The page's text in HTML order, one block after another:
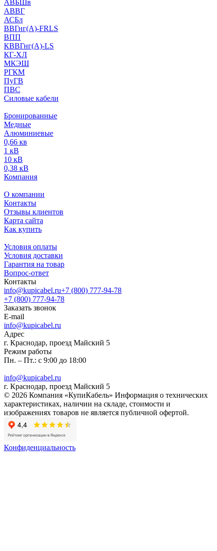
АВБШв
АВВГ
АСБл
ВВГнг(А)-FRLS
ВПП
КВВГнг(А)-LS
КГ-ХЛ
МКЭШ
РГКМ
ПуГВ
ПВС
Силовые кабели
Бронированные
Медные
Алюминиевые
0,66 кв
1 кВ
10 кВ
0,38 кВ
Компания
О компании
Контакты
Отзывы клиентов
Карта сайта
Как купить
Условия оплаты
Условия доставки
Гарантия на товар
Вопрос-ответ
Контакты
info@kupicabel.ru+7 (800) 777-94-78
+7 (800) 777-94-78
Заказать звонок
E-mail
info@kupicabel.ru
Адрес
г. Краснодар, проезд Майский 5
Режим работы
Пн. – Пт.: с 9:00 до 18:00
info@kupicabel.ru
г. Краснодар, проезд Майский 5
© 2026 Компания «КупиКабель» Информация о технических
характеристиках, наличии на складе, стоимости и
изображениях товаров не является публичной офертой.
Конфиденциальность